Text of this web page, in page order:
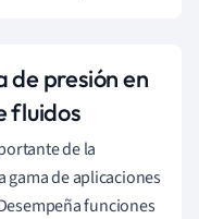
de presión en
fluidos
de la
gama de aplicaciones
funciones